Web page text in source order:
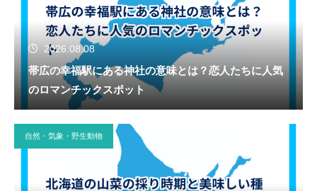
2026.08.08
帯広の幸福駅にある神社の意味とは？恋人たちに人気
のロマンチックスポット
自然・気象・野生動物